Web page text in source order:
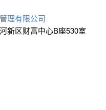
理有限公司
新区财富中心B座530室